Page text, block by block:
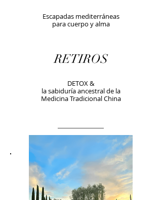
Escapadas mediterráneas
para cuerpo y alma
RETIROS
DETOX &
la sabiduría ancestral de la
Medicina Tradicional China